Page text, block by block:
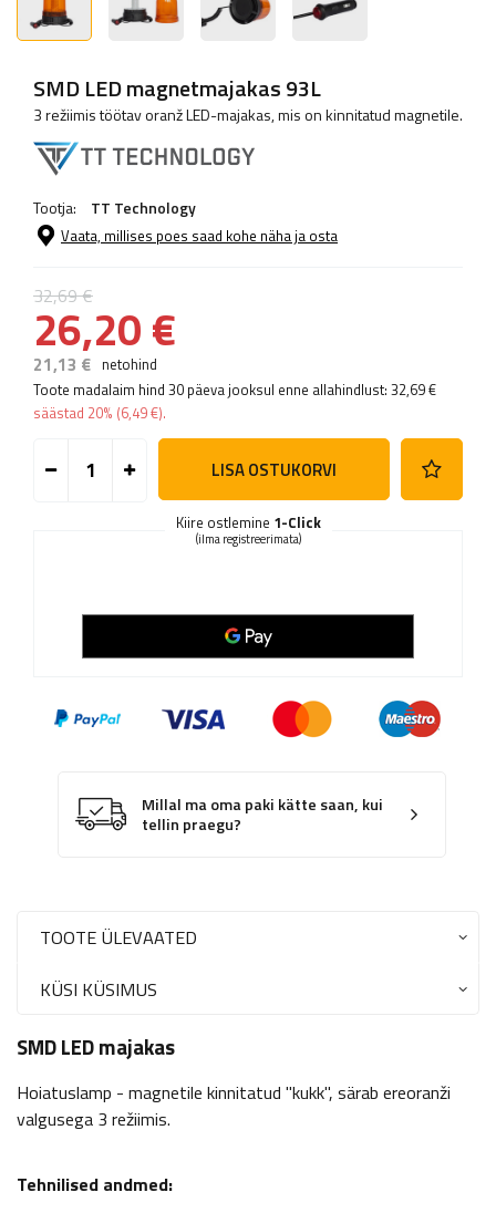
SMD LED magnetmajakas 93L
3 režiimis töötav oranž LED-majakas, mis on kinnitatud magnetile.
Tootja: TT Technology
Vaata, millises poes saad kohe näha ja osta
32,69 €
26,20 €
21,13 € netohind
Toote madalaim hind 30 päeva jooksul enne allahindlust: 32,69 €
säästad 20% (6,49 €).
LISA OSTUKORVI
Kiire ostlemine 1-Click
(ilma registreerimata)
Millal ma oma paki kätte saan, kui
tellin praegu?
TOOTE ÜLEVAATED
KÜSI KÜSIMUS
SMD LED majakas
Hoiatuslamp - magnetile kinnitatud "kukk", särab ereoranži
valgusega 3 režiimis.
Tehnilised andmed: